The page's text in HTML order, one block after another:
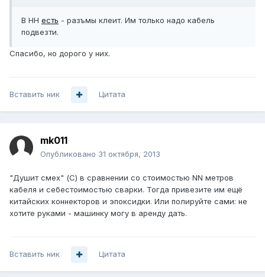
В НН есть - разъмы клеит. Им только надо кабель
подвезти.
Спасибо, но дорого у них.
Вставить ник Цитата
mk011
Опубликовано 31 октября, 2013
"Душит смех" (С) в сравнении со стоимостью NN метров
кабеля и себестоимостью сварки. Тогда привезите им ещё
китайских коннекторов и эпоксидки. Или полируйте сами: не
хотите руками - машинку могу в аренду дать.
Вставить ник Цитата